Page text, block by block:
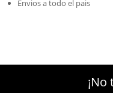
Envios a todo el pais